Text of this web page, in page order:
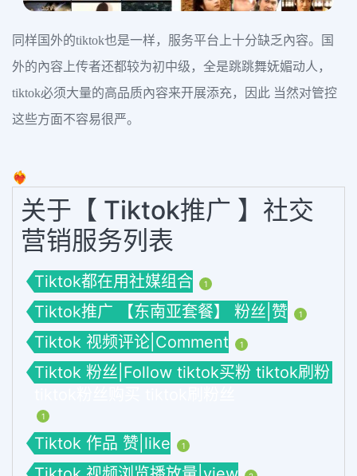
同样国外的tiktok也是一样，服务平台上十分缺乏內容。国
外的內容上传者还都较为初中级，全是跳跳舞妩媚动人，
tiktok必须大量的高品质內容来开展添充，因此 当然对管控
这些方面不容易很严。
❤️‍🔥
关于【 Tiktok推广 】社交
营销服务列表
Tiktok都在用社媒组合 1
Tiktok推广 【东南亚套餐】 粉丝|赞 1
Tiktok 视频评论|Comment 1
Tiktok 粉丝|Follow tiktok买粉 tiktok刷粉
1
Tiktok 作品 赞|like 1